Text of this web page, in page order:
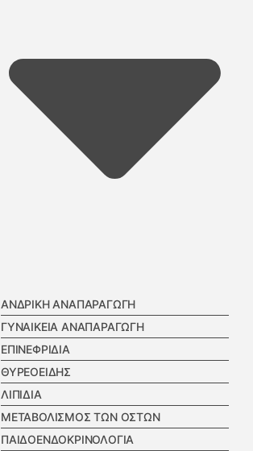
ΑΝΔΡΙΚΗ ΑΝΑΠΑΡΑΓΩΓΗ
ΓΥΝΑΙΚΕΙΑ ΑΝΑΠΑΡΑΓΩΓΗ
ΕΠΙΝΕΦΡΙΔΙΑ
ΘΥΡΕΟΕΙΔΗΣ
ΛΙΠΙΔΙΑ
ΜΕΤΑΒΟΛΙΣΜΟΣ ΤΩΝ ΟΣΤΩΝ
ΠΑΙΔΟΕΝΔΟΚΡΙΝΟΛΟΓΙΑ